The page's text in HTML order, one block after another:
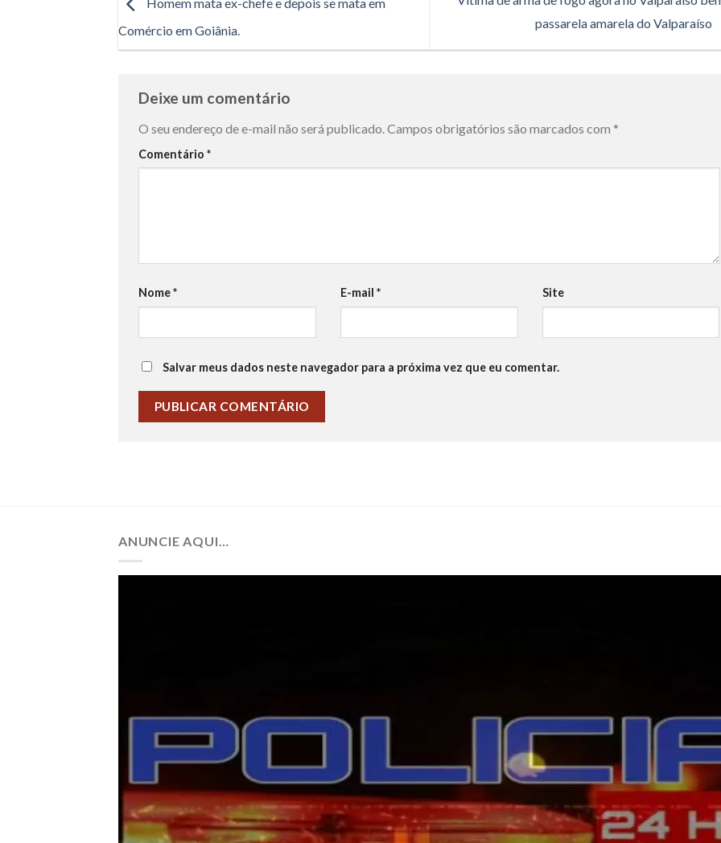
Comércio em Goiânia.
passarela amarela do Valparaíso
Deixe um comentário
O seu endereço de e-mail não será publicado. Campos obrigatórios são marcados com *
Comentário *
Nome* E-mail * Site
Salvar meus dados neste navegador para a próxima vez que eu comentar.
ANUNCIE AQUI…